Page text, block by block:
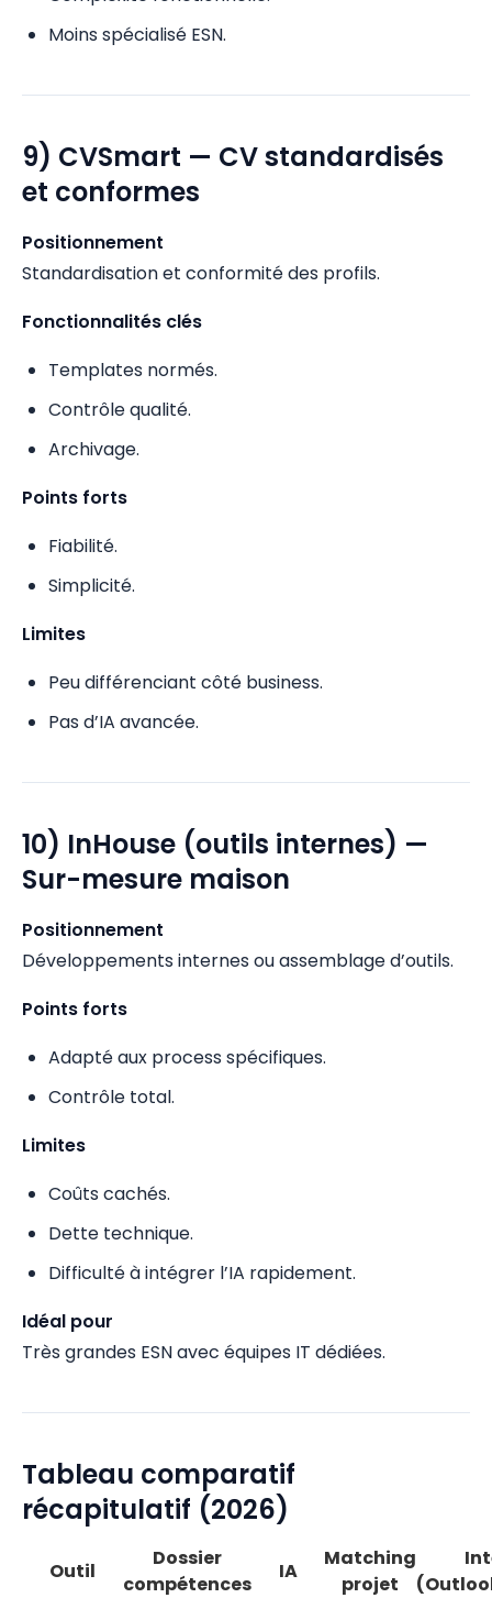
Moins spécialisé ESN.
9) CVSmart — CV standardisés
et conformes
Positionnement
Standardisation et conformité des profils.
Fonctionnalités clés
Templates normés.
Contrôle qualité.
Archivage.
Points forts
Fiabilité.
Simplicité.
Limites
Peu différenciant côté business.
Pas d’IA avancée.
10) InHouse (outils internes) —
Sur-mesure maison
Positionnement
Développements internes ou assemblage d’outils.
Points forts
Adapté aux process spécifiques.
Contrôle total.
Limites
Coûts cachés.
Dette technique.
Difficulté à intégrer l’IA rapidement.
Idéal pour
Très grandes ESN avec équipes IT dédiées.
Tableau comparatif
récapitulatif (2026)
Outil
Dossier
compétences
IA
Matching
projet